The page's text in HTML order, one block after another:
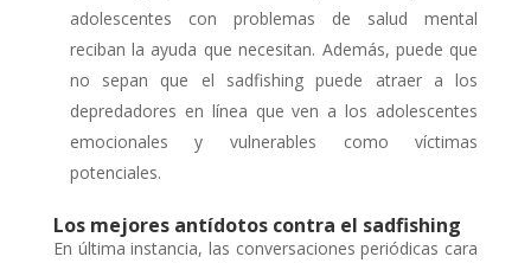
adolescentes con problemas de salud mental
reciban la ayuda que necesitan. Además, puede que
no sepan que el sadfishing puede atraer a los
depredadores en línea que ven a los adolescentes
emocionales y vulnerables como víctimas
potenciales.
Los mejores antídotos contra el sadfishing
En última instancia, las conversaciones periódicas cara